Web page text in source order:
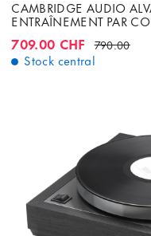
CAMBRIDGE AUDIO
ENTRAÎNEMENT PAR
709.00 CHF 790.00
Stock central